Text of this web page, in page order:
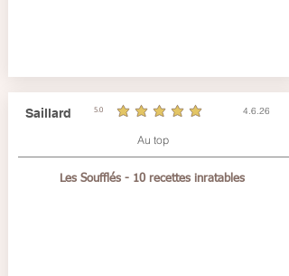
Saillard 5.0
durchschnittliches Rating ist 5 von 5 4.6.26
Au top
Les Soufflés - 10 recettes inratables